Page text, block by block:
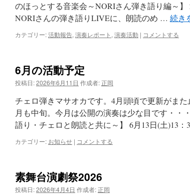
のほっとする音楽会～NORIさん弾き語り編～】
NORIさんの弾き語りLIVEに、朗読のめ … 続き
カテゴリー:活動報告, 演奏レポート , 演奏活動 | コメントする
6月の活動予定
投稿日:2026年6月11日 作成者: 正岡
チェロ弾きマサオカです。4月頭頃で更新がま
月も中旬。今月は公開の演奏は少な目です・・
語り・チェロと朗読と共に～】 6月13日(土)13
カテゴリー: お知らせ | コメントする
素舞台演劇祭2026
投稿日:2026年4月4日 作成者: 正岡